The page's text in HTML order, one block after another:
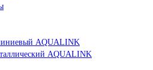
AQUALINK
AQUALINK